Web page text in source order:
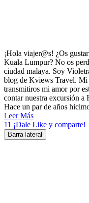
¡Hola viajer@s! ¿Os
Kuala Lumpur? No os
ciudad malaya. Soy
blog de Kviews Travel. Mi
transmitiros mi amor por
contar nuestra excursión a
Hace un par de años
Leer Más
11 ¡Dale Like y comparte!
Barra lateral